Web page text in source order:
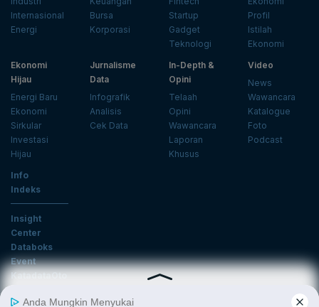
Internasional
Energi
Bursa
Korporasi
Startup
Gadget
Teknologi
Profil
Istilah
Ekonomi
Ekonomi
Hijau
Energi Baru
Ekonomi
Sirkular
Investasi
Hijau
Jurnalisme
Data
Infografik
Analisis
Cek Data
In-Depth &
Opini
Telaah
Opini
Wawancara
Laporan
Khusus
Video
News
Wawancara
Katalogue
Foto
Podcast
Info
Indeks
Insight
Center
Databoks
Event
KatadataOto